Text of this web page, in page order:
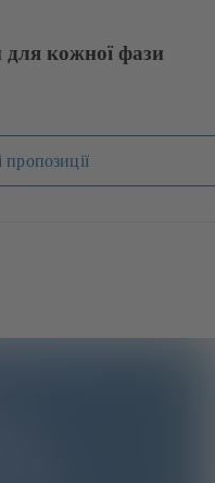
для кожної фази
пропозиції